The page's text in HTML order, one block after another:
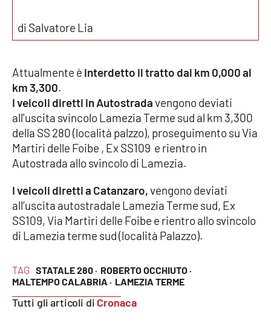
EDIZIONI
LOCALI
Crotone
Vibo Valentia
Reggio Calabria
Cosenza
Lamezia Terme
TAG STATALE 280 · ROBERTO OCCHIUTO ·
MALTEMPO CALABRIA · LAMEZIA TERME
Tutti gli articoli di Cronaca
di Salvatore Lia
Attualmente è interdetto il tratto dal km 0,000 al
km 3,300.
I veicoli diretti in Autostradavengono deviati
all'uscita svincolo Lamezia Terme sud al km 3,300
della SS 280 (località palzzo), proseguimento su Via
Martiri delle Foibe , Ex SS109 e rientro in
Autostrada allo svincolo di Lamezia.
I veicoli diretti a Catanzaro,vengono deviati
all’uscita autostradale Lamezia Terme sud, Ex
SS109, Via Martiri delle Foibe e rientro allo svincolo
di Lamezia terme sud (località Palazzo).